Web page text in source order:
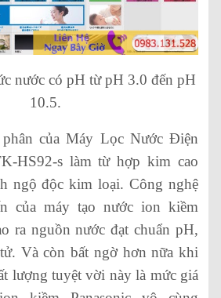
nước có pH từ pH 3.0 đến pH
10.5.
của Máy Lọc Nước Điện
HS92-s làm từ hợp kim cao
ngộ độc kim loại. Công nghệ
của máy tạo nước ion kiềm
ra nguồn nước đạt chuẩn pH,
Và còn bất ngờ hơn nữa khi
lượng tuyệt vời này là mức giá